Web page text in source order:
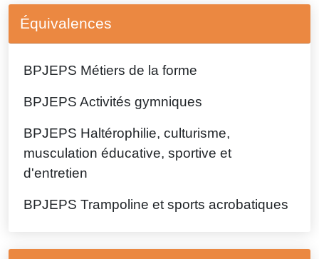
Équivalences
BPJEPS Métiers de la forme
BPJEPS Activités gymniques
BPJEPS Haltérophilie, culturisme,
musculation éducative, sportive et
d'entretien
BPJEPS Trampoline et sports acrobatiques